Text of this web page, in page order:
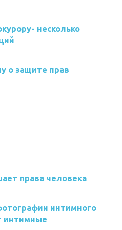
несколько
о защите прав
права человека
интимного
интимные